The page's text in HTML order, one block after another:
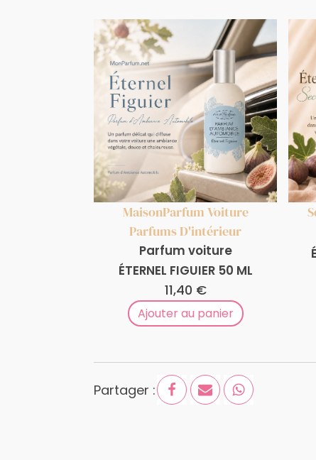
MaisonParfum Voiture
Parfums D'intérieur
Parfum voiture
ÉTERNEL FIGUIER 50 ML
11,40 €
Ajouter au panier
Partager :